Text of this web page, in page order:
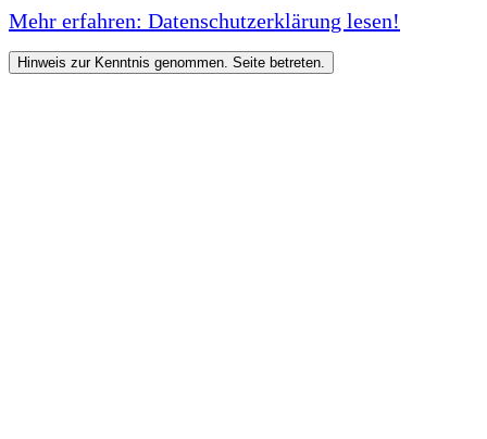
Mehr erfahren: Datenschutzerklärung lesen!
Hinweis zur Kenntnis genommen. Seite betreten.